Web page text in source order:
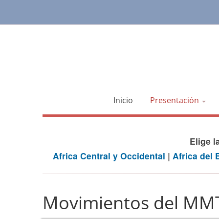
Inicio Presentación
Elige
Africa Central y Occidental | Africa del
Movimientos del